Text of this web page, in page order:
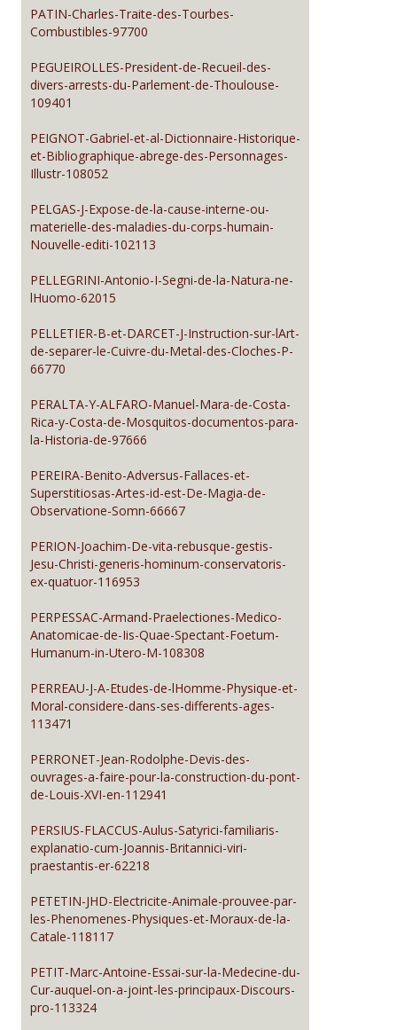
PATIN-Charles-Traite-des-Tourbes-
Combustibles-97700
PEGUEIROLLES-President-de-Recueil-des-
divers-arrests-du-Parlement-de-Thoulouse-
109401
PEIGNOT-Gabriel-et-al-Dictionnaire-Historique-
et-Bibliographique-abrege-des-Personnages-
Illustr-108052
PELGAS-J-Expose-de-la-cause-interne-ou-
materielle-des-maladies-du-corps-humain-
Nouvelle-editi-102113
PELLEGRINI-Antonio-I-Segni-de-la-Natura-ne-
lHuomo-62015
PELLETIER-B-et-DARCET-J-Instruction-sur-lArt-
de-separer-le-Cuivre-du-Metal-des-Cloches-P-
66770
PERALTA-Y-ALFARO-Manuel-Mara-de-Costa-
Rica-y-Costa-de-Mosquitos-documentos-para-
la-Historia-de-97666
PEREIRA-Benito-Adversus-Fallaces-et-
Superstitiosas-Artes-id-est-De-Magia-de-
Observatione-Somn-66667
PERION-Joachim-De-vita-rebusque-gestis-
Jesu-Christi-generis-hominum-conservatoris-
ex-quatuor-116953
PERPESSAC-Armand-Praelectiones-Medico-
Anatomicae-de-Iis-Quae-Spectant-Foetum-
Humanum-in-Utero-M-108308
PERREAU-J-A-Etudes-de-lHomme-Physique-et-
Moral-considere-dans-ses-differents-ages-
113471
PERRONET-Jean-Rodolphe-Devis-des-
ouvrages-a-faire-pour-la-construction-du-pont-
de-Louis-XVI-en-112941
PERSIUS-FLACCUS-Aulus-Satyrici-familiaris-
explanatio-cum-Joannis-Britannici-viri-
praestantis-er-62218
PETETIN-JHD-Electricite-Animale-prouvee-par-
les-Phenomenes-Physiques-et-Moraux-de-la-
Catale-118117
PETIT-Marc-Antoine-Essai-sur-la-Medecine-du-
Cur-auquel-on-a-joint-les-principaux-Discours-
pro-113324